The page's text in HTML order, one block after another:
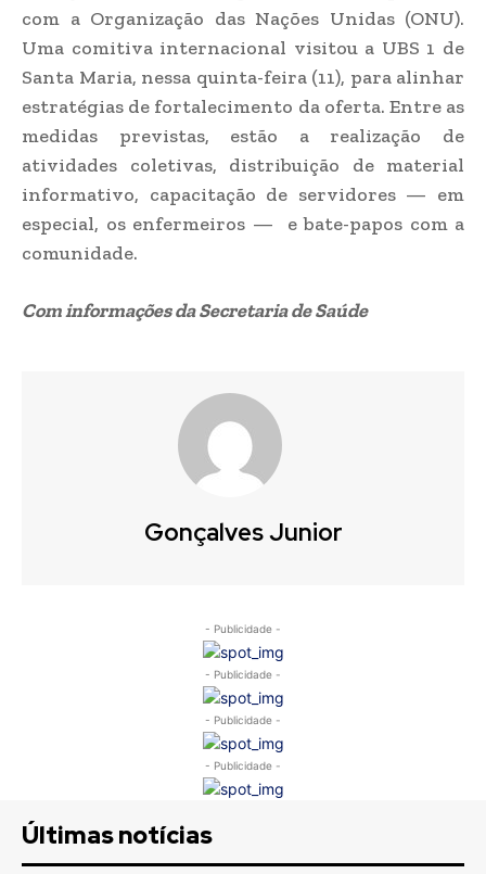
com a Organização das Nações Unidas (ONU).
Uma comitiva internacional visitou a UBS 1 de
Santa Maria, nessa quinta-feira (11), para alinhar
estratégias de fortalecimento da oferta. Entre as
medidas previstas, estão a realização de
atividades coletivas, distribuição de material
informativo, capacitação de servidores — em
especial, os enfermeiros — e bate-papos com a
comunidade.
Com informações da Secretaria de Saúde
Gonçalves Junior
- Publicidade -
- Publicidade -
- Publicidade -
- Publicidade -
Últimas notícias